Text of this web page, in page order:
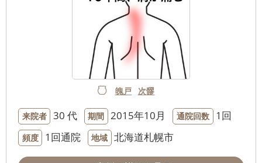
魄戸 次髎
来院者 30 代 期間 2015年10月 通院回数 1回
頻度 1回通院 地域 北海道札幌市